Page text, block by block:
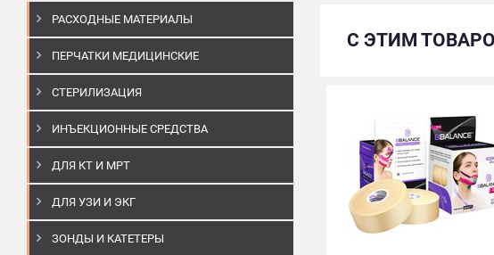
РАСХОДНЫЕ МАТЕРИАЛЫ
ПЕРЧАТКИ МЕДИЦИНСКИЕ
СТЕРИЛИЗАЦИЯ
ИНЪЕКЦИОННЫЕ СРЕДСТВА
ДЛЯ КТ И МРТ
ДЛЯ УЗИ И ЭКГ
ЗОНДЫ И КАТЕТЕРЫ
С ЭТИМ